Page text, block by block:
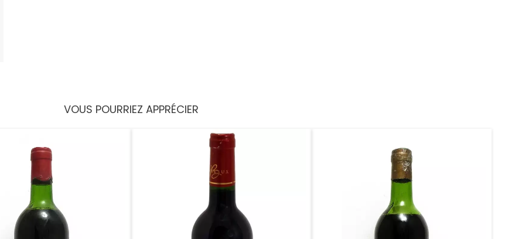
VOUS POURRIEZ APPRÉCIER